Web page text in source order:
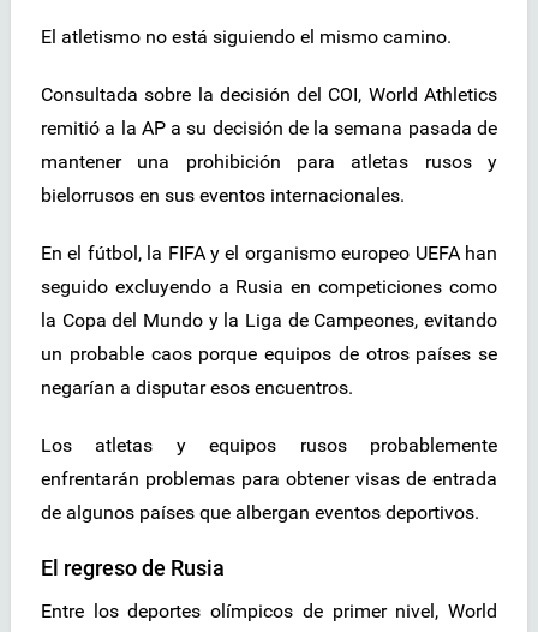
El atletismo no está siguiendo el mismo camino.
Consultada sobre la decisión del COI, World Athletics
remitió a la AP a su decisión de la semana pasada de
mantener una prohibición para atletas rusos y
bielorrusos en sus eventos internacionales.
En el fútbol, la FIFA y el organismo europeo UEFA han
seguido excluyendo a Rusia en competiciones como
la Copa del Mundo y la Liga de Campeones, evitando
un probable caos porque equipos de otros países se
negarían a disputar esos encuentros.
Los atletas y equipos rusos probablemente
enfrentarán problemas para obtener visas de entrada
de algunos países que albergan eventos deportivos.
El regreso de Rusia
Entre los deportes olímpicos de primer nivel, World